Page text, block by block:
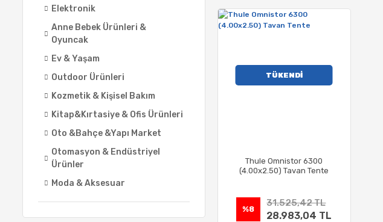
Elektronik
Anne Bebek Ürünleri &
Oyuncak
Ev & Yaşam
Outdoor Ürünleri
Kozmetik & Kişisel Bakım
Kitap&Kırtasiye & Ofis Ürünleri
Oto &Bahçe &Yapı Market
Otomasyon & Endüstriyel
Ürünler
Moda & Aksesuar
TÜKENDİ
Thule Omnistor 6300
(4.00x2.50) Tavan Tente
%8
31.525,42 TL
28.983,04 TL